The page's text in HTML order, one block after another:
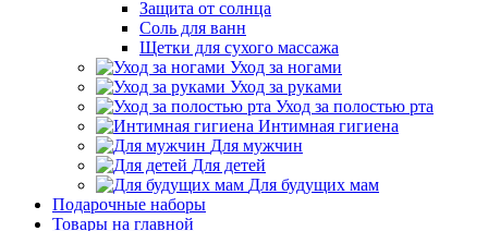
Защита от солнца
Соль для ванн
Щетки для сухого массажа
Уход за ногами
Уход за руками
Уход за полостью рта
Интимная гигиена
Для мужчин
Для детей
Для будущих мам
Подарочные наборы
Товары на главной